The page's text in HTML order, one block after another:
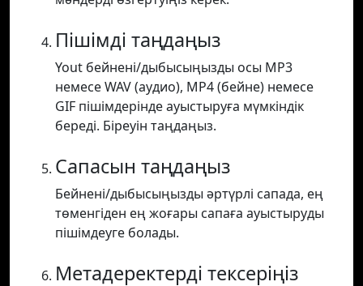
Пішімді таңдаңыз
Yout бейнені/дыбысыңызды осы MP3
немесе WAV (аудио), MP4 (бейне) немесе
GIF пішімдерінде ауыстыруға мүмкіндік
береді. Біреуін таңдаңыз.
Сапасын таңдаңыз
Бейнені/дыбысыңызды әртүрлі сапада, ең
төменгіден ең жоғары сапаға ауыстыруды
пішімдеуге болады.
Метадеректерді тексеріңіз